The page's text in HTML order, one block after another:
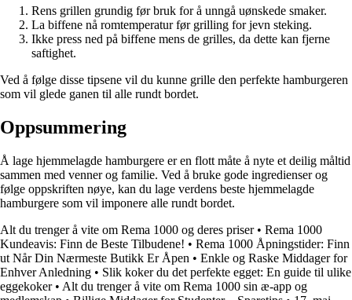
Rens grillen grundig før bruk for å unngå uønskede smaker.
La biffene nå romtemperatur før grilling for jevn steking.
Ikke press ned på biffene mens de grilles, da dette kan fjerne
saftighet.
Ved å følge disse tipsene vil du kunne grille den perfekte hamburgeren
som vil glede ganen til alle rundt bordet.
Oppsummering
Å lage hjemmelagde hamburgere er en flott måte å nyte et deilig måltid
sammen med venner og familie. Ved å bruke gode ingredienser og
følge oppskriften nøye, kan du lage verdens beste hjemmelagde
hamburgere som vil imponere alle rundt bordet.
Alt du trenger å vite om Rema 1000 og deres priser• Rema 1000
Kundeavis: Finn de Beste Tilbudene! • Rema 1000 Åpningstider: Finn
ut Når Din Nærmeste Butikk Er Åpen • Enkle og Raske Middager for
Enhver Anledning • Slik koker du det perfekte egget: En guide til ulike
eggekoker• Alt du trenger å vite om Rema 1000 sin æ-app og